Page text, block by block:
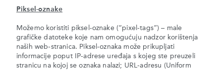
Piksel-oznake
Možemo koristiti piksel-oznake (“pixel-tags”) – male
grafičke datoteke koje nam omogućuju nadzor korištenja
naših web-stranica. Piksel-oznaka može prikupljati
informacije poput IP-adrese uređaja s kojeg ste preuzeli
stranicu na kojoj se oznaka nalazi; URL-adresu (Uniform